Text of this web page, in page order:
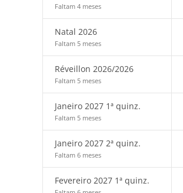
Faltam 4 meses
Natal 2026
Faltam 5 meses
Réveillon 2026/2026
Faltam 5 meses
Janeiro 2027 1ª quinz.
Faltam 5 meses
Janeiro 2027 2ª quinz.
Faltam 6 meses
Fevereiro 2027 1ª quinz.